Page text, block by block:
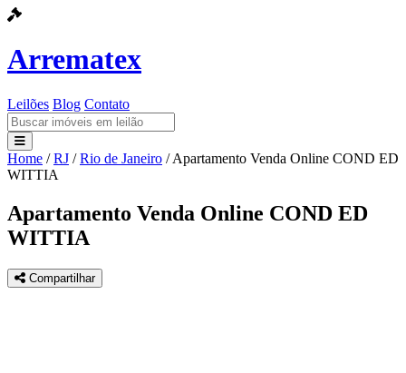
Arrematex
Leilões Blog Contato
Leilões
Blog
Contato
Home / RJ / Rio de Janeiro / Apartamento Venda Online COND ED
WITTIA
Apartamento Venda Online COND ED
WITTIA
Compartilhar